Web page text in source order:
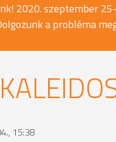
2020. szeptember
a probléma
15:38